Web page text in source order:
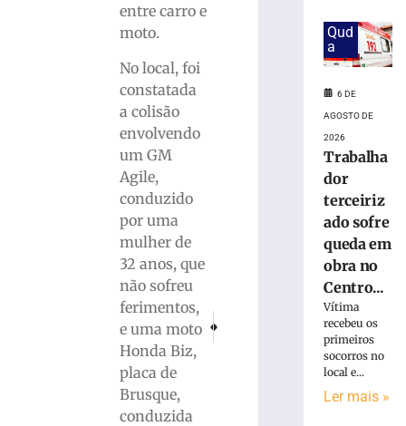
entre carro e
moto.
No local, foi
constatada
a colisão
envolvendo
um GM
Agile,
conduzido
por uma
mulher de
32 anos, que
não sofreu
ferimentos,
e uma moto
Honda Biz,
placa de
Brusque,
conduzida
Desfile das Costureiras e
PRÓXIMO
Chuvas volumosas são esperadas em
Centro
Administrativo
Brusque
Funcionária
morre
ônibus
invadir
restaurante
Qud
a
6 DE
AGOSTO DE
2026
Trabalha
dor
terceiriz
ado sofre
queda em
obra no
Centro...
Vítima
recebeu os
primeiros
socorros no
local e...
Ler mais »